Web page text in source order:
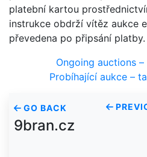
platební kartou
instrukce obdrží vítěz aukce
převedena po připsání platby.
Ongoing auctions
Probíhající aukce –
GO BACK
9bran.cz